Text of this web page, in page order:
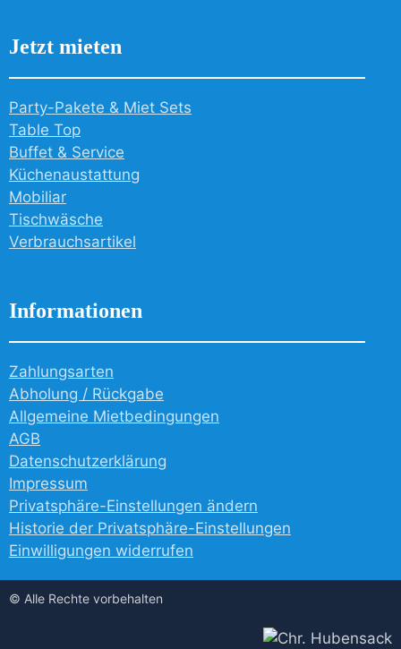
Jetzt mieten
Party-Pakete & Miet Sets
Table Top
Buffet & Service
Küchenaustattung
Mobiliar
Tischwäsche
Verbrauchsartikel
Informationen
Zahlungsarten
Abholung / Rückgabe
Allgemeine Mietbedingungen
AGB
Datenschutzerklärung
Impressum
Privatsphäre-Einstellungen ändern
Historie der Privatsphäre-Einstellungen
Einwilligungen widerrufen
© Alle Rechte vorbehalten